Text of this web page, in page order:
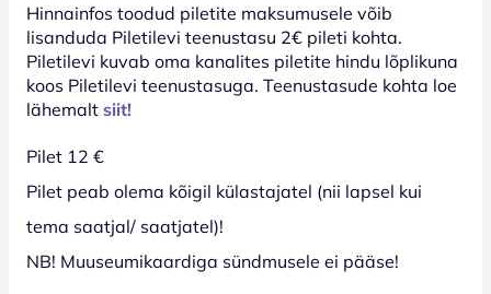
Hinnainfos toodud piletite maksumusele võib
lisanduda Piletilevi teenustasu 2€ pileti kohta.
Piletilevi kuvab oma kanalites piletite hindu lõplikuna
koos Piletilevi teenustasuga. Teenustasude kohta loe
lähemalt siit!
Pilet 12 €
Pilet peab olema kõigil külastajatel (nii lapsel kui
tema saatjal/ saatjatel)!
NB! Muuseumikaardiga sündmusele ei pääse!